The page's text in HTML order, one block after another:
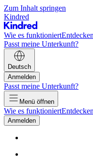
Zum Inhalt springen
Kindred
Wie es funktioniertEntdecken
Passt meine Unterkunft?
Deutsch
Anmelden
Passt meine Unterkunft?
Menü öffnen
Wie es funktioniertEntdecken
Anmelden